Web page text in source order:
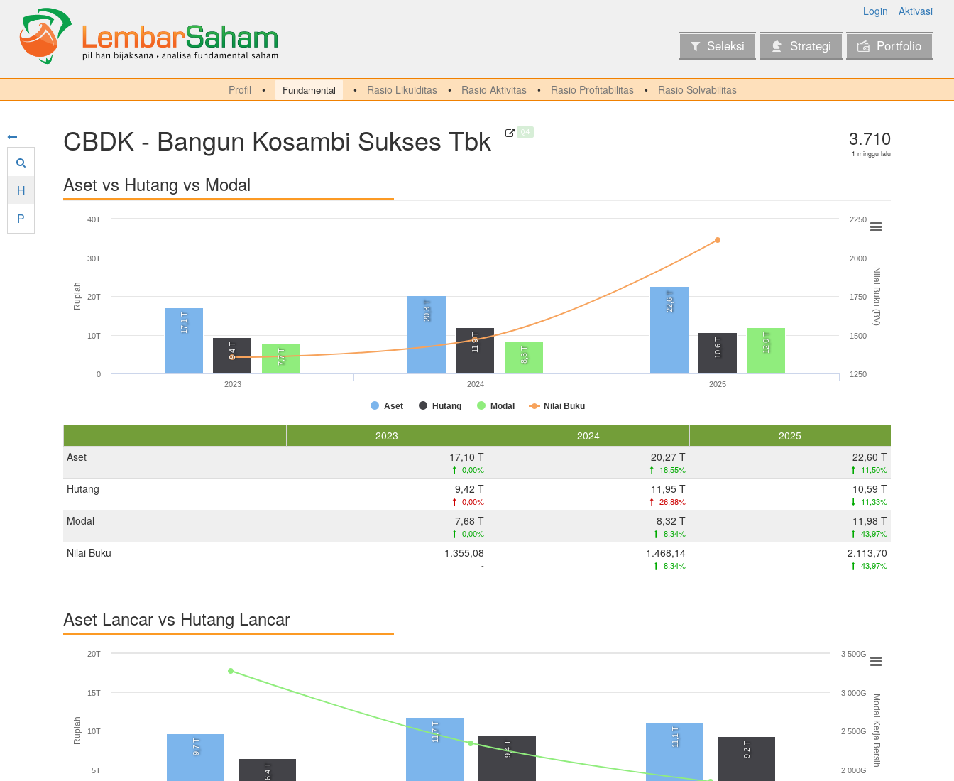
Login Aktivasi
Seleksi Strategi Portfolio
Profil Fundamental Rasio Likuiditas Rasio Aktivitas Rasio Profitabilitas Rasio Solvabilitas
H
P
CBDK - Bangun Kosambi Sukses Tbk Q4 3.710
1 minggu lalu
Aset vs Hutang vs Modal
Rupiah Nilai Buku (BV)
17,1 T
20,3 T 22,6 T
9,4 T 11,9 T 10,6 T
7,7 T 8,3 T
12,0 T
Aset Hutang Modal Nilai Buku
2023 2024 2025
0
10T
20T
30T
40T
1250
1500
1750
2000
2250
2023 2024
2025
Aset
17,10 T
0,00%
20,27 T
18,55%
22,60 T
11,50%
Hutang 9,42 T
0,00%
11,95 T
26,88%
10,59 T
11,33%
Modal 7,68 T
0,00%
8,32 T
8,34%
11,98 T
43,97%
Nilai Buku 1.355,08
-
1.468,14
8,34%
2.113,70
43,97%
Aset Lancar vs Hutang Lancar
Rupiah Modal Kerja Bersih
9,7 T
11,7 T 11,1 T
6,4 T
9,4 T 9,2 T
5T
10T
15T
20T
2 000G
2 500G
3 000G
3 500G